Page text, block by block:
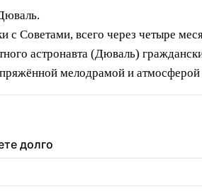
Советами, всего через четыре
астронавта (Дюваль)
мелодрамой и атмосферой
долго